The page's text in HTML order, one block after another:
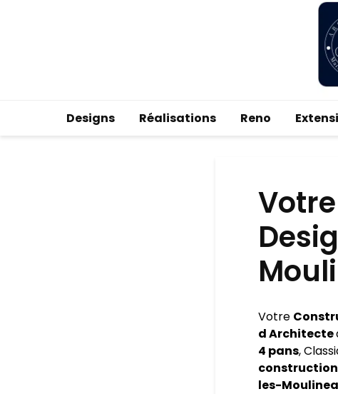
Designs Réalisations Reno
Votre
d Architecte
4 pans,
construction
les-